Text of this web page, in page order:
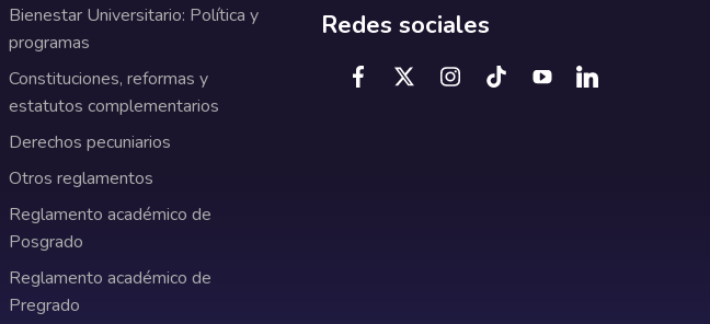
Bienestar Universitario: Política y
programas
Constituciones, reformas y
estatutos complementarios
Derechos pecuniarios
Otros reglamentos
Reglamento académico de
Posgrado
Reglamento académico de
Pregrado
Redes sociales